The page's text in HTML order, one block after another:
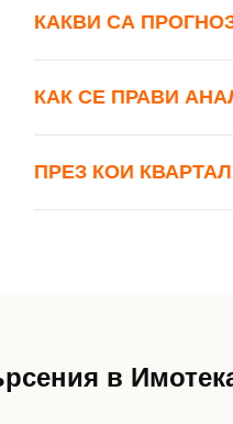
КАКВИ СА
КАК СЕ ПРАВИ
ПРЕЗ КОИ
в